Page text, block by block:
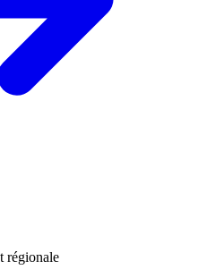
régionale